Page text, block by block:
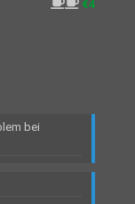
€4
bei